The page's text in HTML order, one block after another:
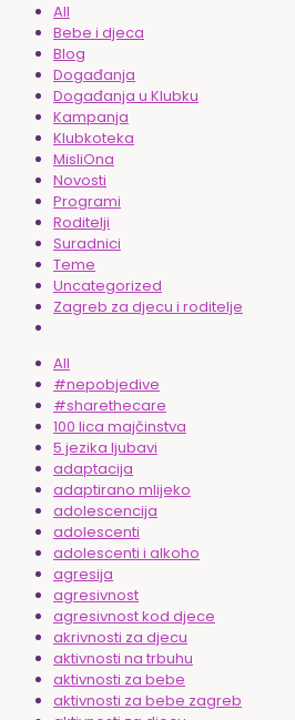
All
Bebe i djeca
Blog
Događanja
Događanja u Klubku
Kampanja
Klubkoteka
MisliOna
Novosti
Programi
Roditelji
Suradnici
Teme
Uncategorized
Zagreb za djecu i roditelje
All
#nepobjedive
#sharethecare
100 lica majčinstva
5 jezika ljubavi
adaptacija
adaptirano mlijeko
adolescencija
adolescenti
adolescenti i alkoho
agresija
agresivnost
agresivnost kod djece
akrivnosti za djecu
aktivnosti na trbuhu
aktivnosti za bebe
aktivnosti za bebe zagreb